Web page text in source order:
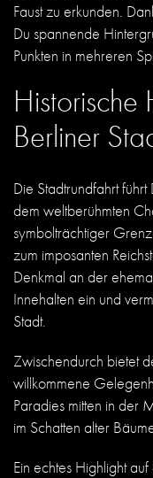
Faust zu erkunden.
Du spannende
Punkten in mehreren
Historische
Berliner
Die Stadtrundfahrt
dem weltberühmten
symbolträchtiger
zum imposanten
Denkmal an der
Innehalten ein und
Stadt.
Zwischendurch bietet
willkommene
Paradies mitten in der
im Schatten alter
Ein echtes Highlight